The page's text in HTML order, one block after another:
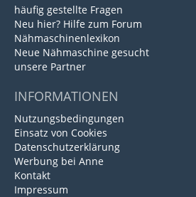
häufig gestellte Fragen
Neu hier? Hilfe zum Forum
Nähmaschinenlexikon
Neue Nähmaschine gesucht
unsere Partner
INFORMATIONEN
Nutzungsbedingungen
Einsatz von Cookies
Datenschutzerklärung
Werbung bei Anne
Kontakt
Impressum